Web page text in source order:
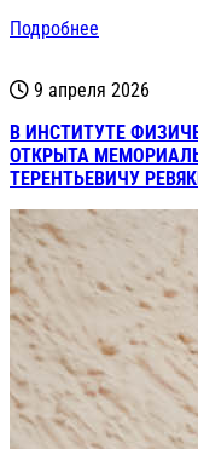
Подробнее
9 апреля 2026
В ИНСТИТУТЕ
ОТКРЫТА
ТЕРЕНТЬЕВИЧУ